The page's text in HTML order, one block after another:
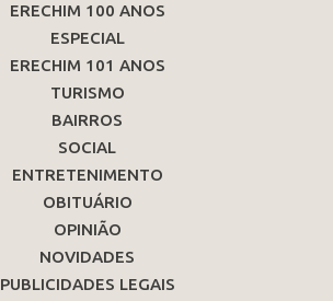
ERECHIM 100 ANOS
ESPECIAL
ERECHIM 101 ANOS
TURISMO
BAIRROS
SOCIAL
ENTRETENIMENTO
OBITUÁRIO
OPINIÃO
NOVIDADES
PUBLICIDADES LEGAIS